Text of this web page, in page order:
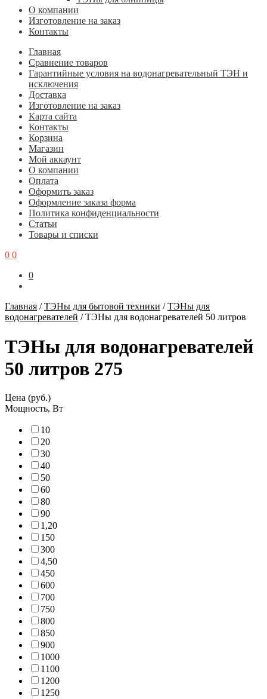
О компании
Изготовление на заказ
Контакты
Главная
Cравнение товаров
Гарантийные условия на водонагревательный ТЭН и
исключения
Доставка
Изготовление на заказ
Карта сайта
Контакты
Корзина
Магазин
Мой аккаунт
О компании
Оплата
Оформить заказ
Оформление заказа форма
Политика конфиденциальности
Статьи
Товары и списки
0 0
0
Главная /ТЭНы для бытовой техники /ТЭНы для
водонагревателей /ТЭНы для водонагревателей 50 литров
ТЭНы для водонагревателей
50 литров 275
Цена (руб.)
Мощность, Вт
10
20
30
40
50
60
80
90
1,20
150
300
4,50
450
600
700
750
800
850
900
1000
1100
1200
1250